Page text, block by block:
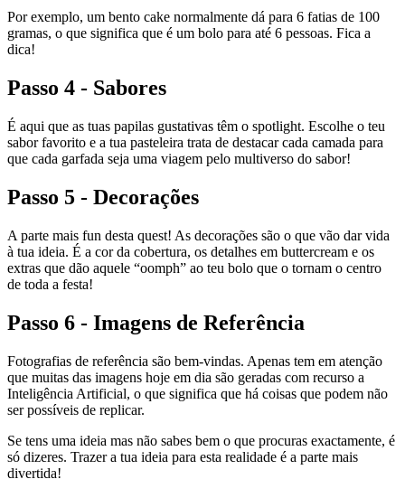
Por exemplo, um bento cake normalmente dá para 6 fatias de 100
gramas, o que significa que é um bolo para até 6 pessoas. Fica a
dica!
Passo 4 - Sabores
É aqui que as tuas papilas gustativas têm o spotlight. Escolhe o teu
sabor favorito e a tua pasteleira trata de destacar cada camada para
que cada garfada seja uma viagem pelo multiverso do sabor!
Passo 5 - Decorações
A parte mais fun desta quest! As decorações são o que vão dar vida
à tua ideia. É a cor da cobertura, os detalhes em buttercream e os
extras que dão aquele “oomph” ao teu bolo que o tornam o centro
de toda a festa!
Passo 6 - Imagens de Referência
Fotografias de referência são bem-vindas. Apenas tem em atenção
que muitas das imagens hoje em dia são geradas com recurso a
Inteligência Artificial, o que significa que há coisas que podem não
ser possíveis de replicar.
Se tens uma ideia mas não sabes bem o que procuras exactamente, é
só dizeres. Trazer a tua ideia para esta realidade é a parte mais
divertida!